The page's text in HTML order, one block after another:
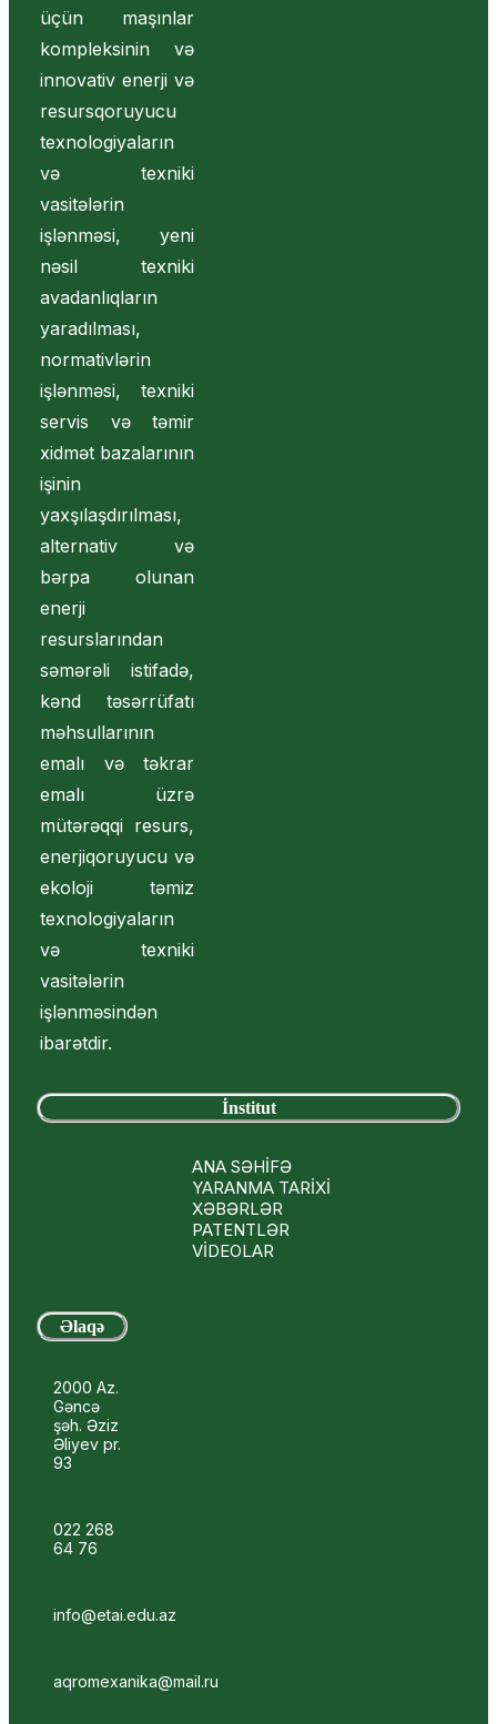
üçün maşınlar
kompleksinin və
innovativ enerji və
resursqoruyucu
texnologiyaların
və texniki
vasitələrin
işlənməsi, yeni
nəsil texniki
avadanlıqların
yaradılması,
normativlərin
işlənməsi, texniki
servis və təmir
xidmət bazalarının
işinin
yaxşılaşdırılması,
alternativ və
bərpa olunan
enerji
resurslarından
səmərəli istifadə,
kənd təsərrüfatı
məhsullarının
emalı və təkrar
emalı üzrə
mütərəqqi resurs,
enerjiqoruyucu və
ekoloji təmiz
texnologiyaların
və texniki
vasitələrin
işlənməsindən
ibarətdir.
İnstitut
ANA SƏHİFƏ
YARANMA TARİXİ
XƏBƏRLƏR
PATENTLƏR
VİDEOLAR
Əlaqə
2000 Az.
Gəncə
şəh. Əziz
Əliyev pr.
93
022 268
64 76
info@etai.edu.az
aqromexanika@mail.ru